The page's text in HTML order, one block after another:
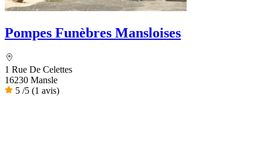
Pompes Funèbres Mansloises
1 Rue De Celettes
16230 Mansle
5 /5 (1 avis)